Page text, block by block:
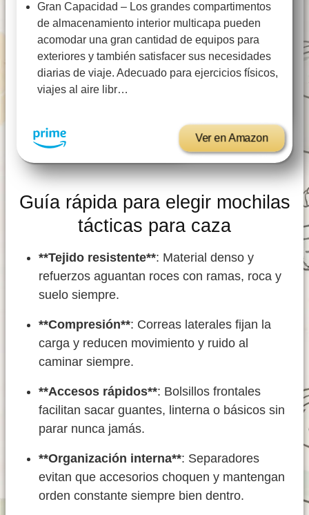
Gran Capacidad – Los grandes compartimentos
de almacenamiento interior multicapa pueden
acomodar una gran cantidad de equipos para
exteriores y también satisfacer sus necesidades
diarias de viaje. Adecuado para ejercicios físicos,
viajes al aire libr…
Ver en Amazon
Guía rápida para elegir mochilas
tácticas para caza
**Tejido resistente**: Material denso y
refuerzos aguantan roces con ramas, roca y
suelo siempre.
**Compresión**: Correas laterales fijan la
carga y reducen movimiento y ruido al
caminar siempre.
**Accesos rápidos**: Bolsillos frontales
facilitan sacar guantes, linterna o básicos sin
parar nunca jamás.
**Organización interna**: Separadores
evitan que accesorios choquen y mantengan
orden constante siempre bien dentro.